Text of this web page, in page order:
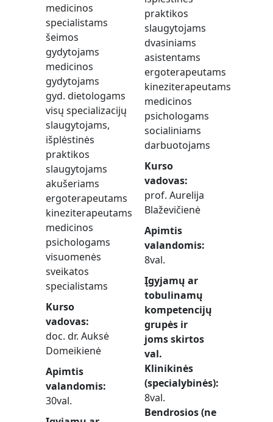
medicinos
specialistams
šeimos
gydytojams
medicinos
gydytojams
gyd. dietologams
visų specializacijų
slaugytojams,
išplėstinės
praktikos
slaugytojams
akušeriams
ergoterapeutams
kineziterapeutams
medicinos
psichologams
visuomenės
sveikatos
specialistams
Kurso
vadovas
doc. dr. Auksė
Domeikienė
Apimtis
valandomis
30val.
praktikos
slaugytojams
dvasiniams
asistentams
ergoterapeutams
kineziterapeutams
medicinos
psichologams
socialiniams
darbuotojams
Kurso
vadovas
prof. Aurelija
Blaževičienė
Apimtis
valandomis
8val.
Įgyjamų ar
tobulinamų
kompetencijų
grupės ir
joms skirtos
val.
Klinikinės
(specialybinės)
8val.
Bendrosios (ne